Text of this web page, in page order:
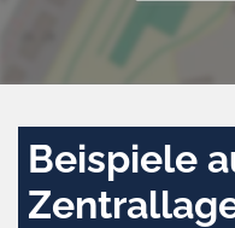
Beispiele